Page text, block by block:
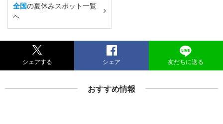
全国の夏休みスポット一覧
へ
シェアする シェア 友だちに送る
おすすめ情報